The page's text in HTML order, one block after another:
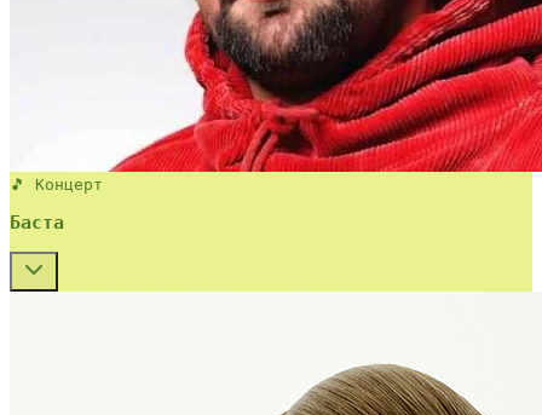
🎵 Концерт
Баста